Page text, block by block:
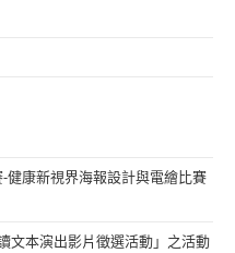
健康新視界海報設計與電繪比賽
文本演出影片徵選活動」之活動